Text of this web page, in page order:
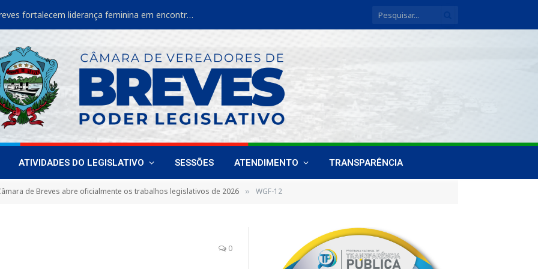
Vereadoras de Breves fortalecem liderança feminina em encontro estadual
ATIVIDADES DO LEGISLATIVO SESSÕES ATENDIMENTO TRANSPARÊNCIA
de Breves abre oficialmente os trabalhos legislativos de 2026 » WGF-12
0